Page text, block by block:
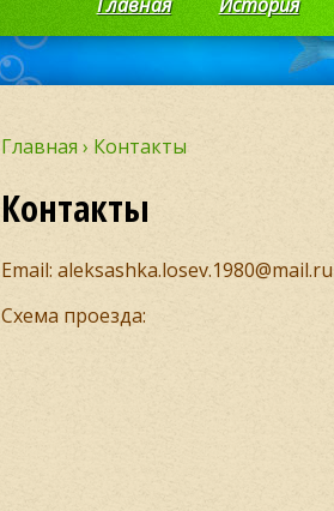
Главная› Контакты
Контакты
Email: aleksashka.losev.1980@mail.ru
Схема проезда: